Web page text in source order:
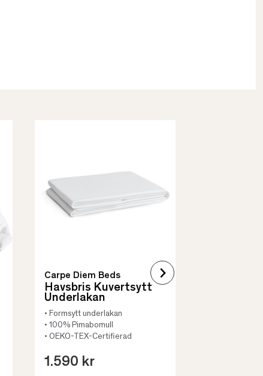
Carpe Diem Beds
Havsbris Kuvertsytt
Underlakan
• Formsytt underlakan
• 100% Pimabomull
• OEKO-TEX-Certifierad
1.590 kr